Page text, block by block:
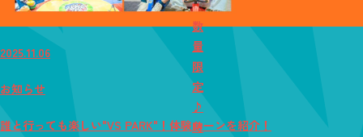
数
量
限
定
♪
時
2025.11.06
お知らせ
誰と行っても楽しい"VS PARK"！体験シーンを紹介！